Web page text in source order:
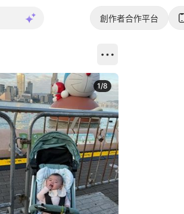
創作者合作平台
1/8